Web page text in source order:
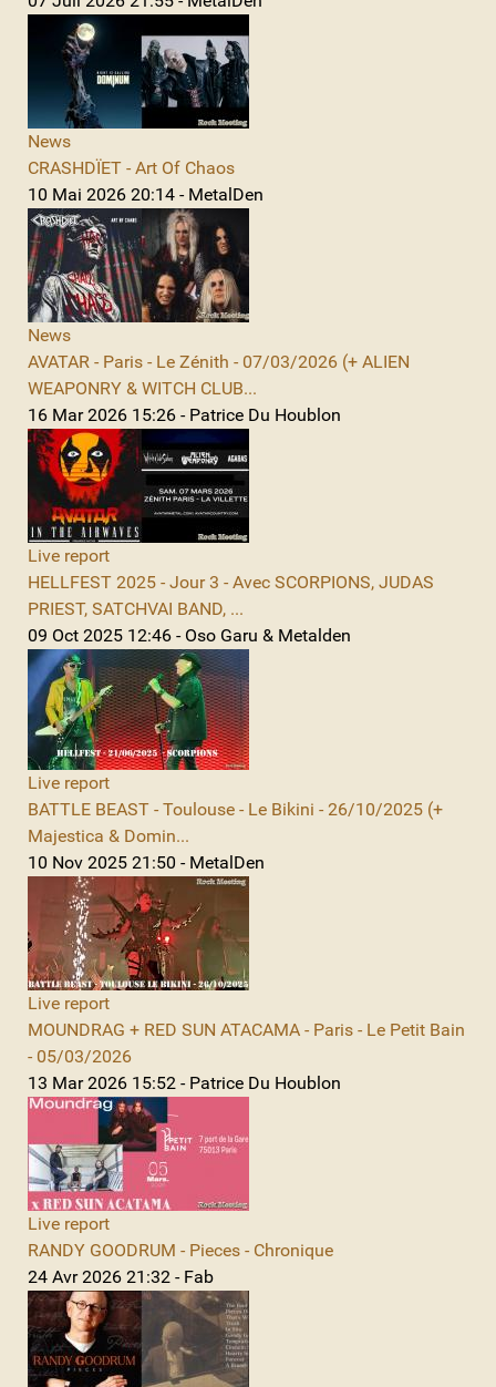
News
CRASHDÏET - Art Of Chaos
10 Mai 2026 20:14 - MetalDen
News
AVATAR - Paris - Le Zénith - 07/03/2026 (+ ALIEN
WEAPONRY & WITCH CLUB...
16 Mar 2026 15:26 - Patrice Du Houblon
Live report
HELLFEST 2025 - Jour 3 - Avec SCORPIONS, JUDAS
PRIEST, SATCHVAI BAND, ...
09 Oct 2025 12:46 - Oso Garu & Metalden
Live report
BATTLE BEAST - Toulouse - Le Bikini - 26/10/2025 (+
Majestica & Domin...
10 Nov 2025 21:50 - MetalDen
Live report
MOUNDRAG + RED SUN ATACAMA - Paris - Le Petit Bain
- 05/03/2026
13 Mar 2026 15:52 - Patrice Du Houblon
Live report
RANDY GOODRUM - Pieces - Chronique
24 Avr 2026 21:32 - Fab